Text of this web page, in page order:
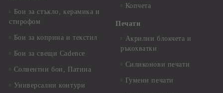
Бои за стъкло, керамика и
стирофом
Бои за коприна и текстил
Бои за свещи Cadence
Солвентни бои, Патина
Универсални контури
Копчета
Печати
Акрилни блокчета и
ръкохватки
Силиконови печати
Гумени печати